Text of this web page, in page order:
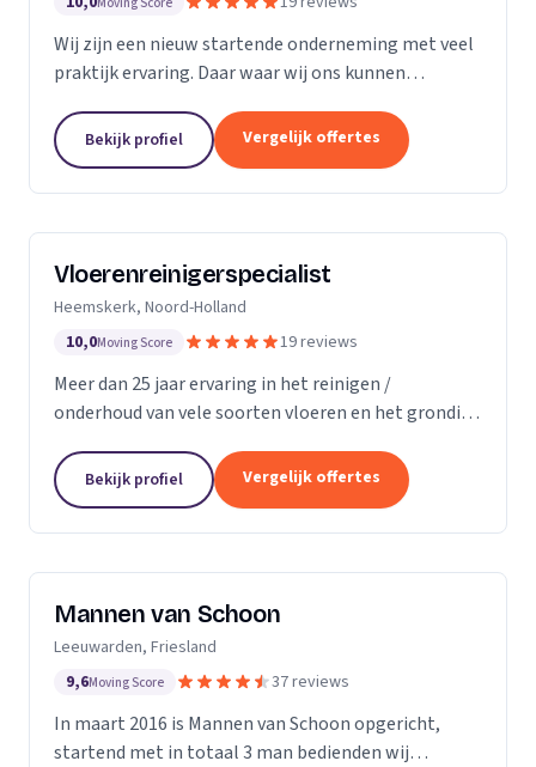
Wij zijn een nieuw startende onderneming met veel
praktijk ervaring. Daar waar wij ons kunnen
schijven. Direct antwoord en flexibele
inzetbaarheid....
Bekijk profiel Vergelijk offertes
Vloerenreinigerspecialist
Heemskerk, Noord-Holland
10,0Moving Score 19 reviews
Meer dan 25 jaar ervaring in het reinigen /
onderhoud van vele soorten vloeren en het grondig
objecten zoals meubels en stoelen, zowel bij u
thuis...
Bekijk profiel Vergelijk offertes
Mannen van Schoon
Leeuwarden, Friesland
9,6Moving Score 37 reviews
In maart 2016 is Mannen van Schoon opgericht,
startend met in totaal 3 man bedienden wij